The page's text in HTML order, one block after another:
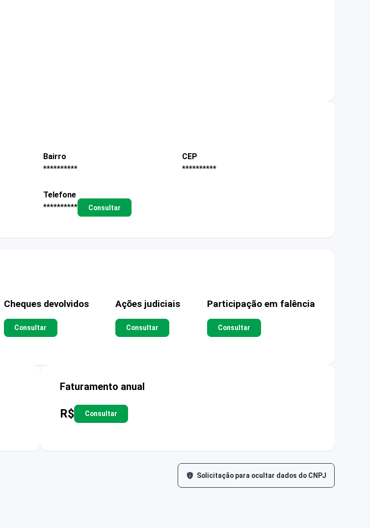
Bairro
**********
CEP
**********
Telefone
**********
Consultar
Cheques devolvidos
Consultar
Ações judiciais
Consultar
Participação em falência
Consultar
Faturamento anual
R$ Consultar
Solicitação para ocultar dados do CNPJ